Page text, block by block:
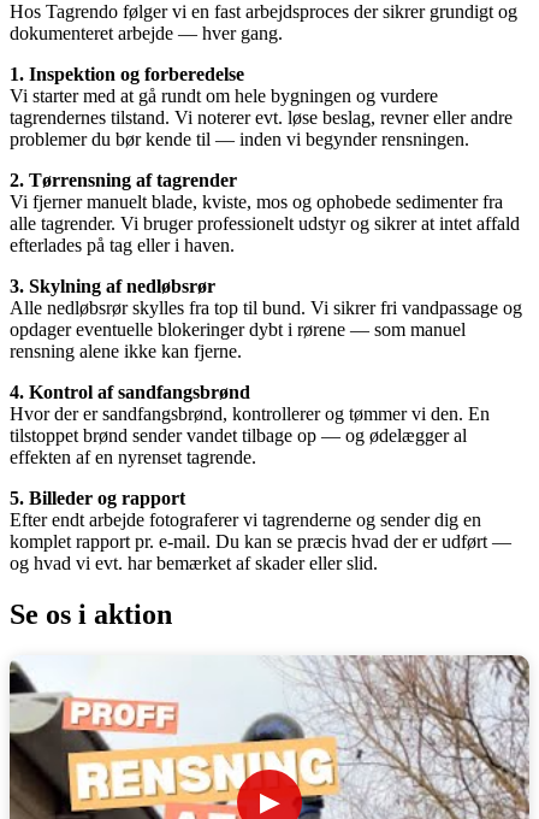
Hos Tagrendo følger vi en fast arbejdsproces der sikrer grundigt og
dokumenteret arbejde — hver gang.
1. Inspektion og forberedelse
Vi starter med at gå rundt om hele bygningen og vurdere
tagrendernes tilstand. Vi noterer evt. løse beslag, revner eller andre
problemer du bør kende til — inden vi begynder rensningen.
2. Tørrensning af tagrender
Vi fjerner manuelt blade, kviste, mos og ophobede sedimenter fra
alle tagrender. Vi bruger professionelt udstyr og sikrer at intet affald
efterlades på tag eller i haven.
3. Skylning af nedløbsrør
Alle nedløbsrør skylles fra top til bund. Vi sikrer fri vandpassage og
opdager eventuelle blokeringer dybt i rørene — som manuel
rensning alene ikke kan fjerne.
4. Kontrol af sandfangsbrønd
Hvor der er sandfangsbrønd, kontrollerer og tømmer vi den. En
tilstoppet brønd sender vandet tilbage op — og ødelægger al
effekten af en nyrenset tagrende.
5. Billeder og rapport
Efter endt arbejde fotograferer vi tagrenderne og sender dig en
komplet rapport pr. e-mail. Du kan se præcis hvad der er udført —
og hvad vi evt. har bemærket af skader eller slid.
Se os i aktion
▶